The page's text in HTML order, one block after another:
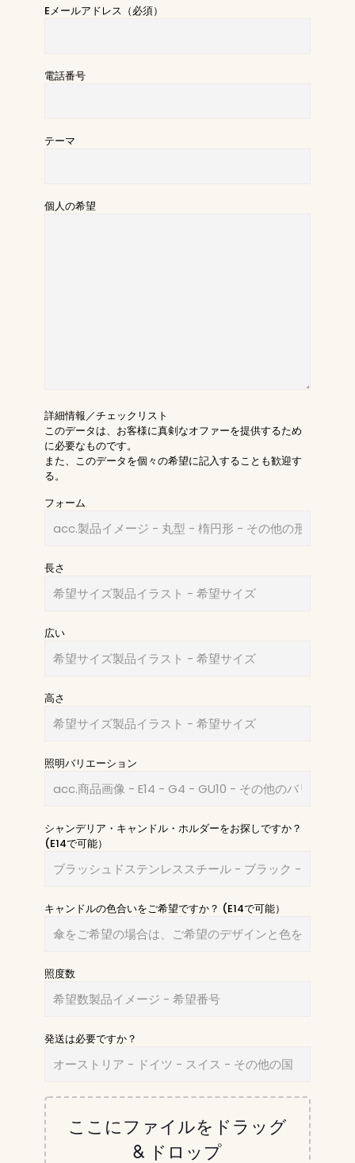
Eメールアドレス（必須）
電話番号
テーマ
個人の希望
詳細情報／チェックリスト
このデータは、お客様に真剣なオファーを提供するため
に必要なものです。
また、このデータを個々の希望に記入することも歓迎す
る。
フォーム
長さ
広い
高さ
照明バリエーション
シャンデリア・キャンドル・ホルダーをお探しですか？
(E14で可能）
キャンドルの色合いをご希望ですか？ (E14で可能）
照度数
発送は必要ですか？
ここにファイルをドラッグ
& ドロップ